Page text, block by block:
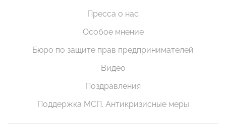
Пресса о нас
Особое мнение
Бюро по защите прав предпринимателей
Видео
Поздравления
Поддержка МСП. Антикризисные меры